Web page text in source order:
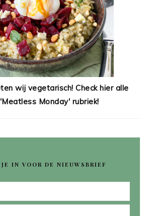
wij vegetarisch! Check hier alle
Monday' rubriek!
JE IN VOOR DE NIEUWSBRIEF